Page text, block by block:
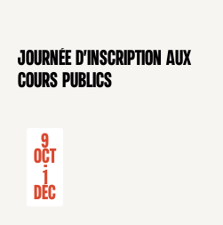
CONFÉRENCE
Journée d'inscription aux
cours publics
9
Oct
-
1
Déc